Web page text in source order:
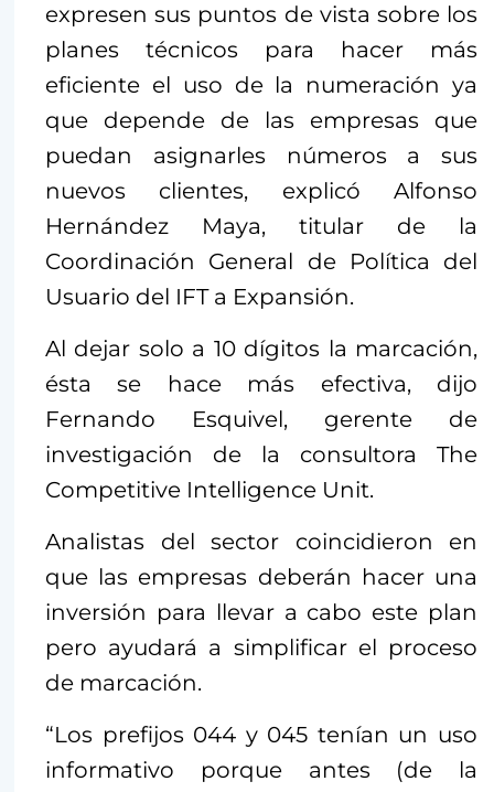
expresen sus puntos de vista sobre los
planes técnicos para hacer más
eficiente el uso de la numeración ya
que depende de las empresas que
puedan asignarles números a sus
nuevos clientes, explicó Alfonso
Hernández Maya, titular de la
Coordinación General de Política del
Usuario del IFT a Expansión.
Al dejar solo a 10 dígitos la marcación,
ésta se hace más efectiva, dijo
Fernando Esquivel, gerente de
investigación de la consultora The
Competitive Intelligence Unit.
Analistas del sector coincidieron en
que las empresas deberán hacer una
inversión para llevar a cabo este plan
pero ayudará a simplificar el proceso
de marcación.
“Los prefijos 044 y 045 tenían un uso
informativo porque antes (de la